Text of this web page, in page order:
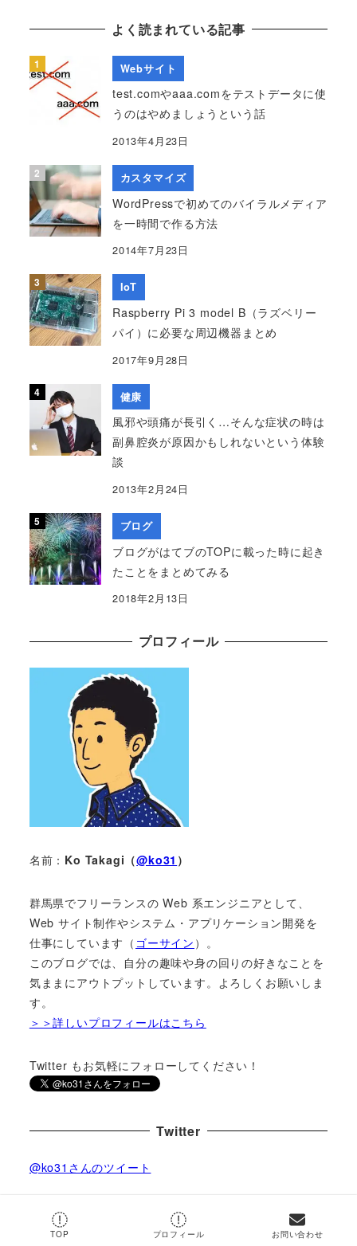
よく読まれている記事
Webサイト
test.comやaaa.comをテストデータに使
うのはやめましょうという話
2013年4月23日
カスタマイズ
WordPressで初めてのバイラルメディア
を一時間で作る方法
2014年7月23日
IoT
Raspberry Pi 3 model B（ラズベリー
パイ）に必要な周辺機器まとめ
2017年9月28日
健康
風邪や頭痛が長引く…そんな症状の時は
副鼻腔炎が原因かもしれないという体験
談
2013年2月24日
ブログ
ブログがはてブのTOPに載った時に起き
たことをまとめてみる
2018年2月13日
プロフィール
名前： Ko Takagi（@ko31 ）
群馬県でフリーランスの Web 系エンジニアとして、
Web サイト制作やシステム・アプリケーション開発を
仕事にしています（ ゴーサイン ）。
このブログでは、自分の趣味や身の回りの好きなことを
気ままにアウトプットしています。よろしくお願いしま
す。
＞＞詳しいプロフィールはこちら
Twitter もお気軽にフォローしてください！
Twitter
@ko31さんのツイート
by @ko31
TOP プロフィール お問い合わせ